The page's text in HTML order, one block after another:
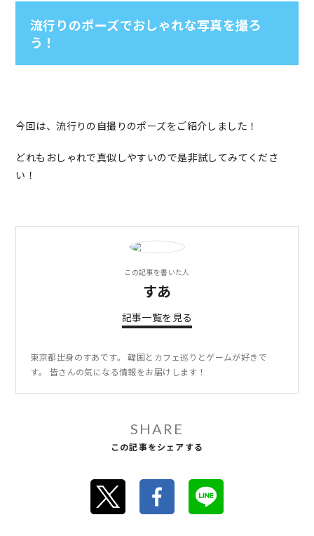
流行りのポーズでおしゃれな写真を撮ろ
う！
今回は、流行りの自撮りのポーズをご紹介しました！
どれもおしゃれで真似しやすいので是非試してみてくださ
い！
この記事を書いた人
すあ
記事一覧を見る
東京都出身のすあです。 韓国とカフェ巡りとゲームが好きで
す。 皆さんの気になる情報をお届けします！
SHARE
この記事をシェアする